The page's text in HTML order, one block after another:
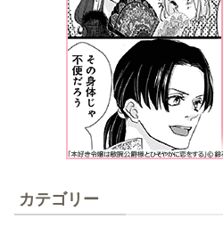
カテゴリー